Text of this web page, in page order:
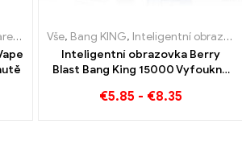
Nizozemsko,Jednorázové e-cigarety
,Jednorázové e-cigarety
Jednorázové e-cigarety Belgie,
Vše, Bang KING, Inteligentní obrazovka Bang King 15000 Puff
Inteligentní obrazovka Berry
Blast Bang King 15000 Vyfoukne
generace
€5.85 - €8.35